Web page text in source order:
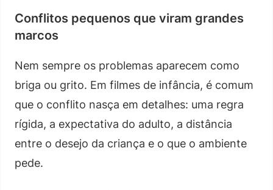
Conflitos pequenos que viram grandes
marcos
Nem sempre os problemas aparecem como
briga ou grito. Em filmes de infância, é comum
que o conflito nasça em detalhes: uma regra
rígida, a expectativa do adulto, a distância
entre o desejo da criança e o que o ambiente
pede.